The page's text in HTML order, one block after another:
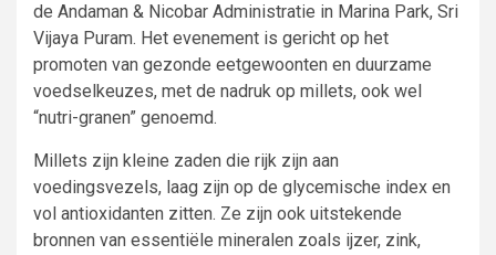
de Andaman & Nicobar Administratie in Marina Park, Sri
Vijaya Puram. Het evenement is gericht op het
promoten van gezonde eetgewoonten en duurzame
voedselkeuzes, met de nadruk op millets, ook wel
“nutri-granen” genoemd.
Millets zijn kleine zaden die rijk zijn aan
voedingsvezels, laag zijn op de glycemische index en
vol antioxidanten zitten. Ze zijn ook uitstekende
bronnen van essentiële mineralen zoals ijzer, zink,